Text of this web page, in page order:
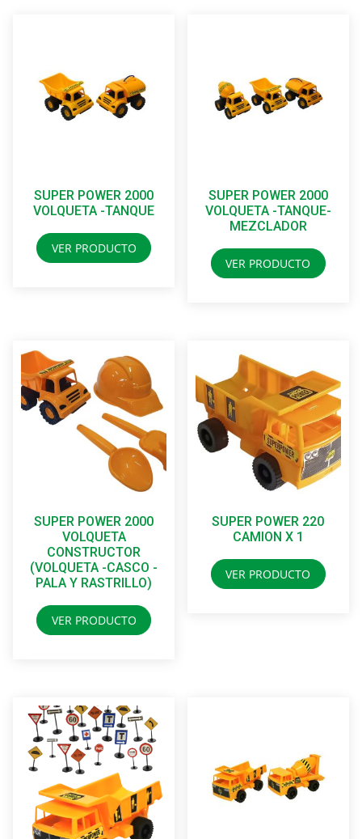
SUPER POWER 2000
VOLQUETA -TANQUE
VER PRODUCTO
SUPER POWER 2000
VOLQUETA -TANQUE-
MEZCLADOR
VER PRODUCTO
SUPER POWER 2000
VOLQUETA
CONSTRUCTOR
(VOLQUETA -CASCO -
PALA Y RASTRILLO)
VER PRODUCTO
SUPER POWER 220
CAMION X 1
VER PRODUCTO